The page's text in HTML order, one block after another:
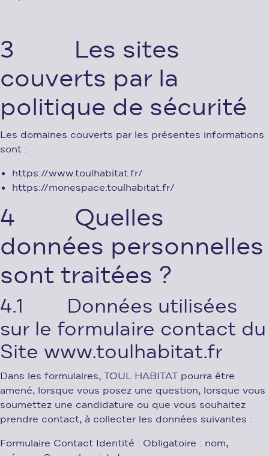
3 Les sites
couverts par la
politique de sécurité
Les domaines couverts par les présentes informations
sont :
https://www.toulhabitat.fr/
https://monespace.toulhabitat.fr/
4 Quelles
données personnelles
sont traitées ?
4.1 Données utilisées
sur le formulaire contact du
Site www.toulhabitat.fr
Dans les formulaires, TOUL HABITAT pourra être
amené, lorsque vous posez une question, lorsque vous
soumettez une candidature ou que vous souhaitez
prendre contact, à collecter les données suivantes :
Formulaire Contact Identité : Obligatoire : nom,